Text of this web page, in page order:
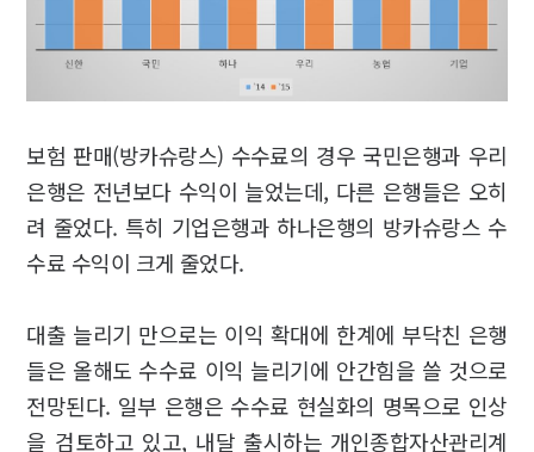
보험 판매(방카슈랑스) 수수료의 경우 국민은행과 우리
은행은 전년보다 수익이 늘었는데, 다른 은행들은 오히
려 줄었다. 특히 기업은행과 하나은행의 방카슈랑스 수
수료 수익이 크게 줄었다.
대출 늘리기 만으로는 이익 확대에 한계에 부닥친 은행
들은 올해도 수수료 이익 늘리기에 안간힘을 쓸 것으로
전망된다. 일부 은행은 수수료 현실화의 명목으로 인상
을 검토하고 있고, 내달 출시하는 개인종합자산관리계